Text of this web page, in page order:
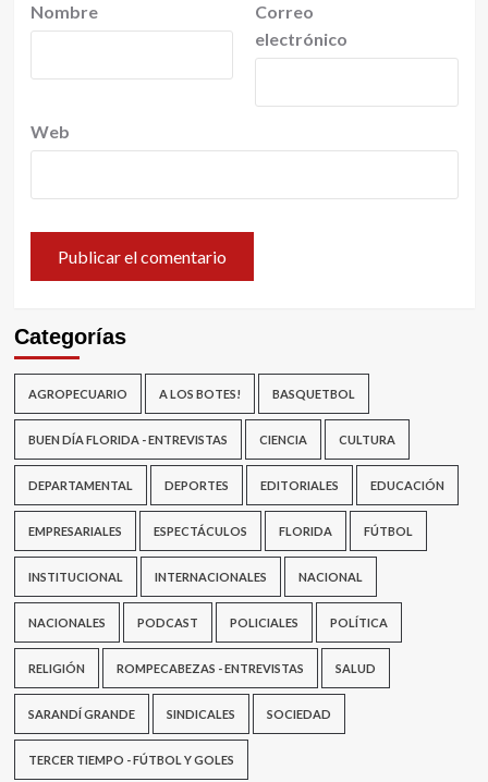
Nombre
Correo
electrónico
Web
Categorías
AGROPECUARIO A LOS BOTES! BASQUETBOL
BUEN DÍA FLORIDA - ENTREVISTAS CIENCIA CULTURA
DEPARTAMENTAL DEPORTES EDITORIALES EDUCACIÓN
EMPRESARIALES ESPECTÁCULOS FLORIDA FÚTBOL
INSTITUCIONAL INTERNACIONALES NACIONAL
NACIONALES PODCAST POLICIALES POLÍTICA
RELIGIÓN ROMPECABEZAS - ENTREVISTAS SALUD
SARANDÍ GRANDE SINDICALES SOCIEDAD
TERCER TIEMPO - FÚTBOL Y GOLES